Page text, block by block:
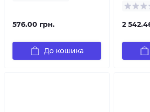
576.00 грн.
До кошика
2